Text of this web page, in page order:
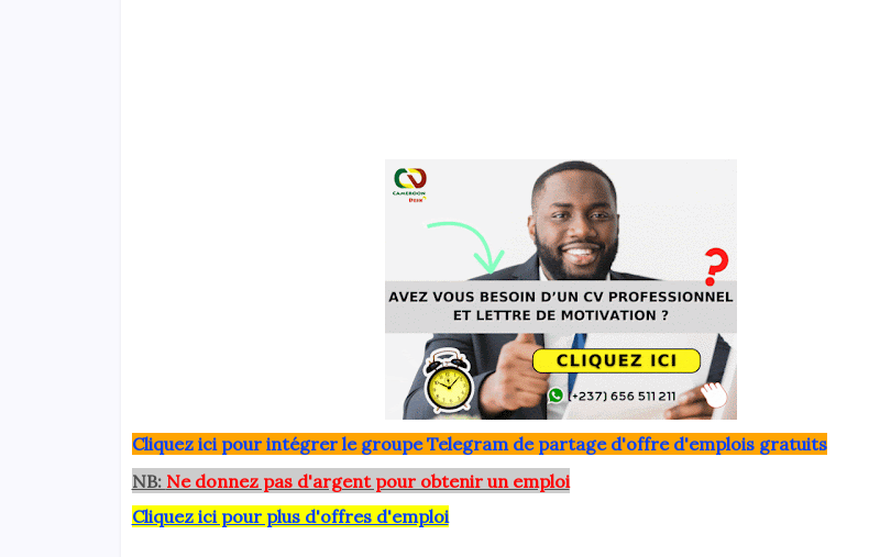
Cliquez ici pour intégrer le groupe Telegram de partage d'offre d'emplois gratuits
NB: Ne donnez pas d'argent pour obtenir un emploi
Cliquez ici pour plus d'offres d'emploi